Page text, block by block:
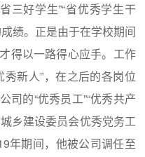
三好学生”“省优秀学生干
绩。正是由于在学校期间
得以一路得心应手。工作
新人”，在之后的各岗位
司的“优秀员工”“优秀共产
城乡建设委员会优秀党务工
年期间，他被公司调任至